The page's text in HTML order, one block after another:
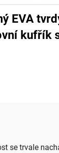
EVA
kufřík
se trvale